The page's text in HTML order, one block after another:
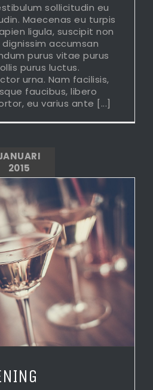
sollicitudin eu
Maecenas eu turpis
ligula, suscipit non
accumsan
purus vitae purus
purus luctus.
urna. Nam facilisis,
faucibus, libero
eu varius ante [...]
2015